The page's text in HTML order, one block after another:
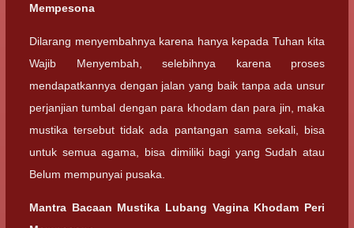
Mempesona
Dilarang menyembahnya karena hanya kepada Tuhan kita
Wajib Menyembah, selebihnya karena proses
mendapatkannya dengan jalan yang baik tanpa ada unsur
perjanjian tumbal dengan para khodam dan para jin, maka
mustika tersebut tidak ada pantangan sama sekali, bisa
untuk semua agama, bisa dimiliki bagi yang Sudah atau
Belum mempunyai pusaka.
Mantra Bacaan Mustika Lubang Vagina Khodam Peri